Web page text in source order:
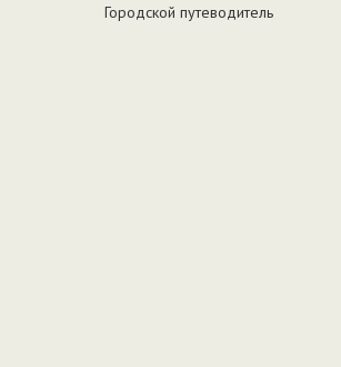
Городской путеводитель